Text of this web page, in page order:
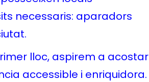
necessaris: aparadors
lloc, aspirem a acostar
accessible i enriquidora.